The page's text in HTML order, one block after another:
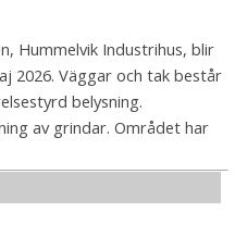
Hummelvik Industrihus, blir
2026. Väggar och tak består
belysning.
av grindar. Området har